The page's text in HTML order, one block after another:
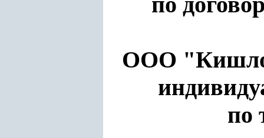
ООО
по